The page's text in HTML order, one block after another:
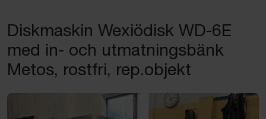
Diskmaskin Wexiödisk WD-6E
med in- och utmatningsbänk
Metos, rostfri, rep.objekt